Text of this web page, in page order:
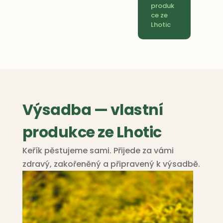
produk
ce ze
Lhotic
Výsadba — vlastní
produkce ze Lhotic
Keřík pěstujeme sami. Přijede za vámi
zdravý, zakořeněný a připravený k výsadbě.